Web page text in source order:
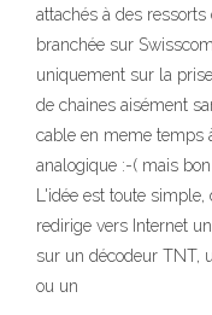
attachés à des
branchée sur
uniquement sur la
de chaines aisément
cable en meme temps
analogique :-( mais
L'idée est toute
redirige vers Internet
sur un décodeur TNT,
ou un